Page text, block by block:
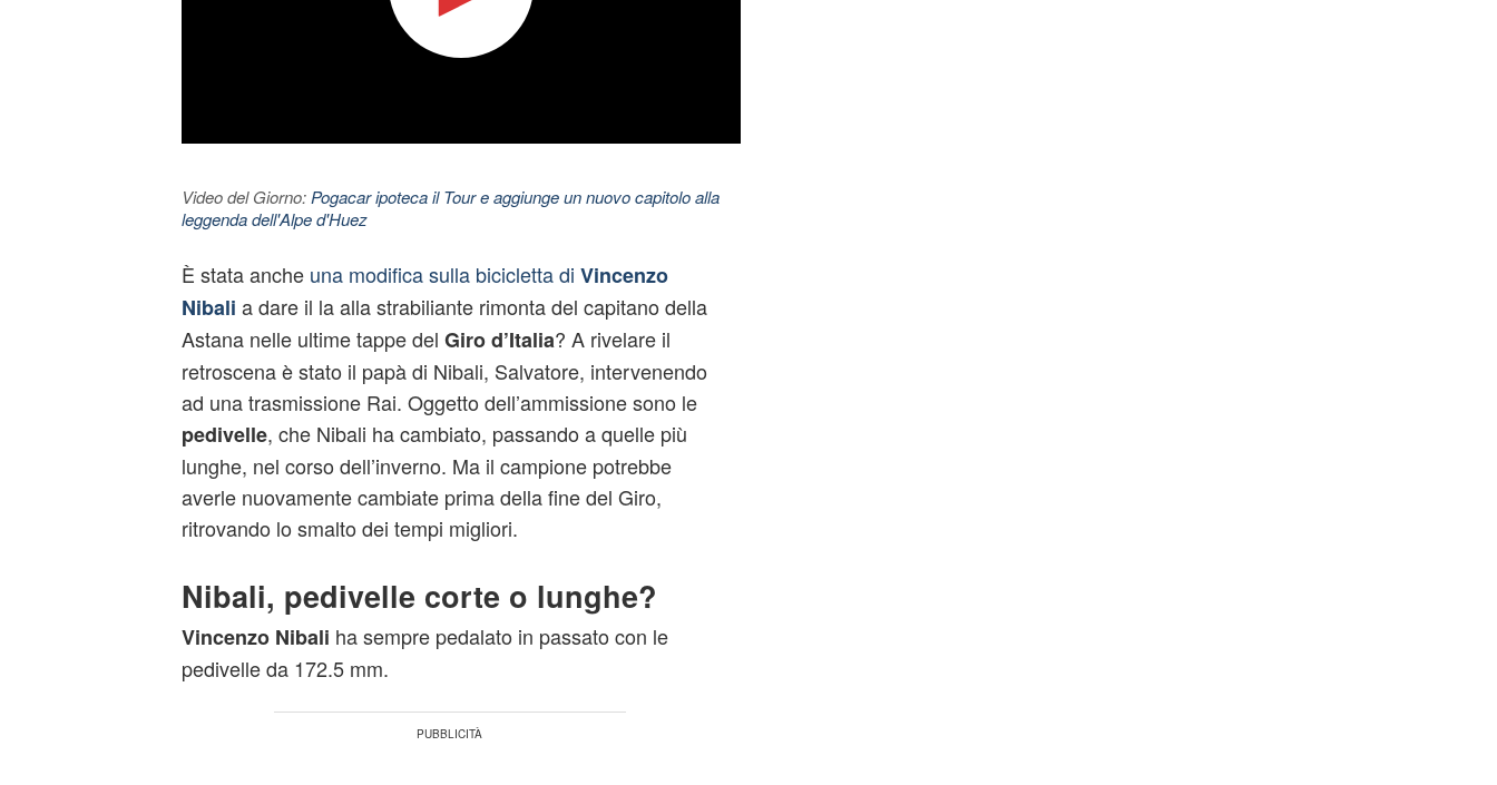
Video del Giorno: Pogacar ipoteca il Tour e aggiunge un nuovo capitolo alla
leggenda dell'Alpe d'Huez
È stata anche una modifica sulla bicicletta di Vincenzo
Nibali a dare il la alla strabiliante rimonta del capitano della
Astana nelle ultime tappe del Giro d’Italia? A rivelare il
retroscena è stato il papà di Nibali, Salvatore, intervenendo
ad una trasmissione Rai. Oggetto dell’ammissione sono le
pedivelle, che Nibali ha cambiato, passando a quelle più
lunghe, nel corso dell’inverno. Ma il campione potrebbe
averle nuovamente cambiate prima della fine del Giro,
ritrovando lo smalto dei tempi migliori.
Nibali, pedivelle corte o lunghe?
Vincenzo Nibali ha sempre pedalato in passato con le
pedivelle da 172.5 mm.